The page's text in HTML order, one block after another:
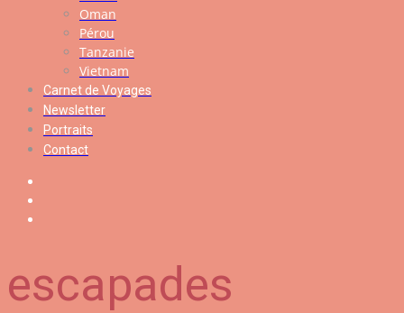
Oman
Pérou
Tanzanie
Vietnam
Carnet de Voyages
Newsletter
Portraits
Contact
escapades